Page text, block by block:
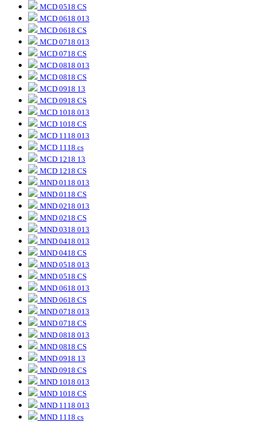
MCD 0518 CS
MCD 0618 013
MCD 0618 CS
MCD 0718 013
MCD 0718 CS
MCD 0818 013
MCD 0818 CS
MCD 0918 13
MCD 0918 CS
MCD 1018 013
MCD 1018 CS
MCD 1118 013
MCD 1118 cs
MCD 1218 13
MCD 1218 CS
MND 0118 013
MND 0118 CS
MND 0218 013
MND 0218 CS
MND 0318 013
MND 0418 013
MND 0418 CS
MND 0518 013
MND 0518 CS
MND 0618 013
MND 0618 CS
MND 0718 013
MND 0718 CS
MND 0818 013
MND 0818 CS
MND 0918 13
MND 0918 CS
MND 1018 013
MND 1018 CS
MND 1118 013
MND 1118 cs